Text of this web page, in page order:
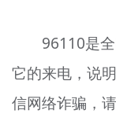
96110是
它的来电，说
信网络诈骗，